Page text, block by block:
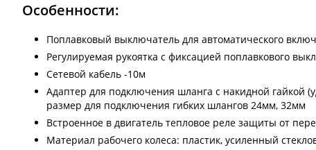
Особенности:
Поплавковый выключатель для автоматического
Регулируемая рукоятка с фиксацией поплавкового
Сетевой кабель -10м
Адаптер для подключения шланга с накидной гайкой
размер для подключения гибких шлангов 24мм, 32мм
Встроенное в двигатель тепловое реле защиты от
Материал рабочего колеса: пластик, усиленный